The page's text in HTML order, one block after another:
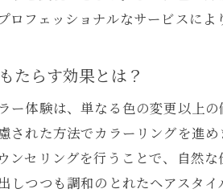
美容室で働くプロの
最新トレンドを取り入れ
2023年のトレンドカ
最新トレンドを北九
美容室が教える、今
フェッショナルなサービスに
たらす効果とは？
体験は、単なる色の変更以上
された方法でカラーリングを進
ンセリングを行うことで、自然
しつつも調和のとれたヘアスタ